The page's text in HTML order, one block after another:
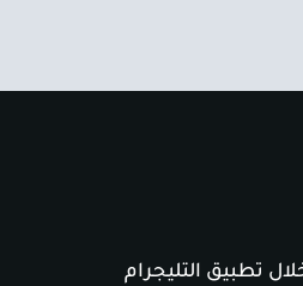
تطبيق التليجرام